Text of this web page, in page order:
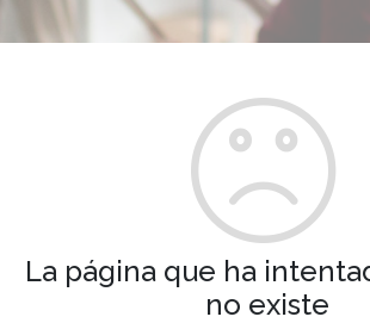
La página que ha
no existe